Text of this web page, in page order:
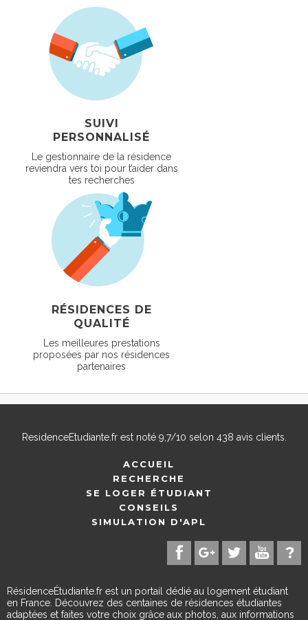
SUIVI
PERSONNALISÉ
Le gestionnaire de la résidence
reviendra vers toi pour t’aider dans
tes recherches
RÉSIDENCES DE
QUALITÉ
Les meilleures prestations
proposées par nos résidences
partenaires
ResidenceEtudiante.frest noté 9,7/10 selon 438 avis clients.
ACCUEIL
RECHERCHE
SE LOGER ÉTUDIANT
CONSEILS
SIMULATION D'APL
RésidenceÉtudiante.fr est un portail dédié au logement étudiant
en France. Découvrez des centaines de résidences étudiantes
adaptées et faites votre choix grâce aux photos, aux informations